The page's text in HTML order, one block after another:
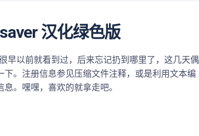
汉化绿色版
以前就看到过，后来忘记扔到哪里了，这几天偶
。注册信息参见压缩文件注释，或是利用文本编
。嘿嘿，喜欢的就拿走吧。